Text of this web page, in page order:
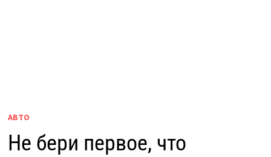
АВТО
Не бери первое, что